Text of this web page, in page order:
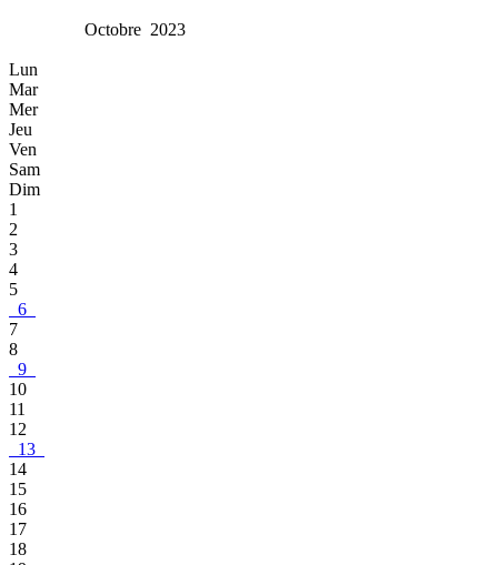
Octobre 2023
Lun
Mar
Mer
Jeu
Ven
Sam
Dim
1
2
3
4
5
6
7
8
9
10
11
12
13
14
15
16
17
18